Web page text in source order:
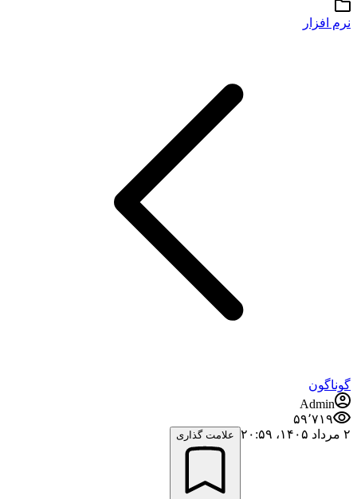
نرم افزار
گوناگون
Admin
۵۹٬۷۱۹
۲ مرداد ۱۴۰۵،‏ ۲۰:۵۹
علامت گذاری